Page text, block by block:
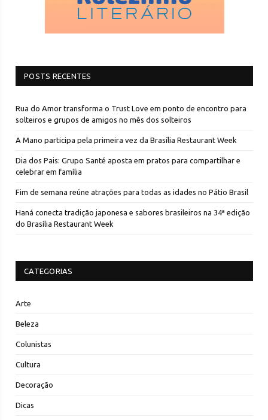
POSTS RECENTES
Rua do Amor transforma o Trust Love em ponto de encontro para
solteiros e grupos de amigos no mês dos solteiros
A Mano participa pela primeira vez da Brasília Restaurant Week
Dia dos Pais: Grupo Santé aposta em pratos para compartilhar e
celebrar em família
Fim de semana reúne atrações para todas as idades no Pátio Brasil
Haná conecta tradição japonesa e sabores brasileiros na 34ª edição
do Brasília Restaurant Week
CATEGORIAS
Arte
Beleza
Colunistas
Cultura
Decoração
Dicas